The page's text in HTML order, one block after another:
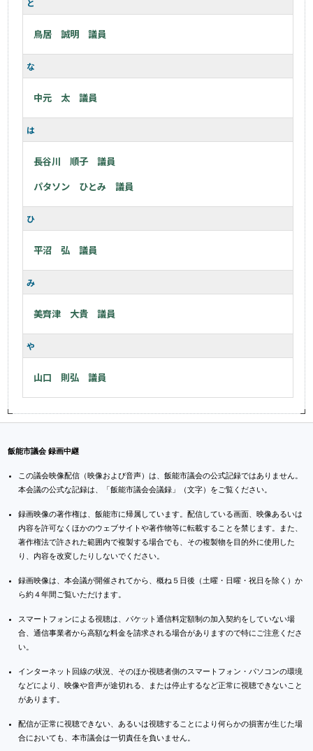
と
鳥居 誠明 議員
な
中元 太 議員
は
長谷川 順子 議員
パタソン ひとみ 議員
ひ
平沼 弘 議員
み
美齊津 大貴 議員
や
山口 則弘 議員
飯能市議会 録画中継
この議会映像配信（映像および音声）は、飯能市議会の公式記録ではありません。
本会議の公式な記録は、「飯能市議会会議録」（文字）をご覧ください。
録画映像の著作権は、飯能市に帰属しています。配信している画面、映像あるいは
内容を許可なくほかのウェブサイトや著作物等に転載することを禁じます。また、
著作権法で許された範囲内で複製する場合でも、その複製物を目的外に使用した
り、内容を改変したりしないでください。
録画映像は、本会議が開催されてから、概ね５日後（土曜・日曜・祝日を除く）か
ら約４年間ご覧いただけます。
スマートフォンによる視聴は、パケット通信料定額制の加入契約をしていない場
合、通信事業者から高額な料金を請求される場合がありますので特にご注意くださ
い。
インターネット回線の状況、そのほか視聴者側のスマートフォン・パソコンの環境
などにより、映像や音声が途切れる、または停止するなど正常に視聴できないこと
があります。
配信が正常に視聴できない、あるいは視聴することにより何らかの損害が生じた場
合においても、本市議会は一切責任を負いません。